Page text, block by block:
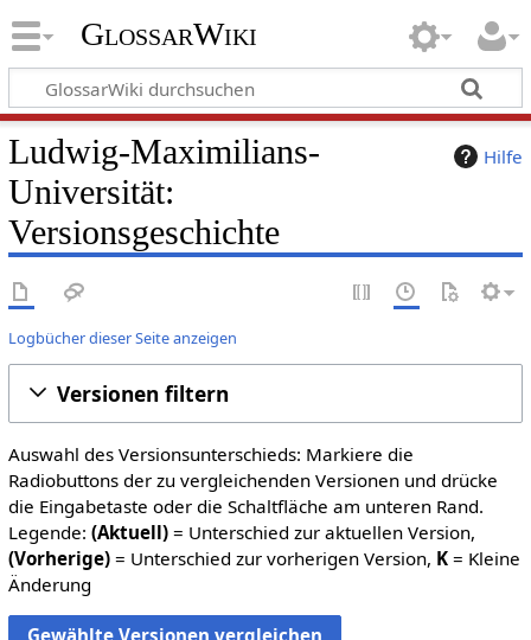
GlossarWiki
Hilfe
Ludwig-Maximilians-
Universität:
Versionsgeschichte
Logbücher dieser Seite anzeigen
Versionen filtern
Auswahl des Versionsunterschieds: Markiere die
Radiobuttons der zu vergleichenden Versionen und drücke
die Eingabetaste oder die Schaltfläche am unteren Rand.
Legende: (Aktuell)= Unterschied zur aktuellen Version,
(Vorherige)= Unterschied zur vorherigen Version, K= Kleine
Änderung